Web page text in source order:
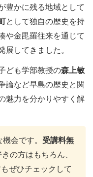
豊かに残る地域として
として独自の歴史を持
や金毘羅往来を通じて
展してきました。
ども学部教授の森上敏
論など早島の歴史と関
魅力を分かりやすく解
会です。 受講料無
の方はもちろん、
ぜひチェックして